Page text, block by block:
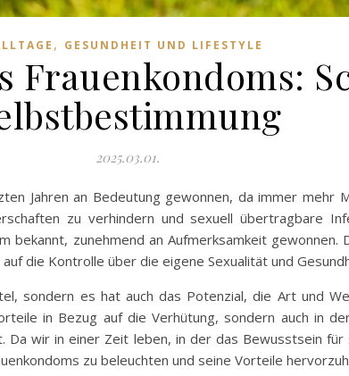
, GESUNDHEIT UND LIFESTYLE
Frauenkondoms:
2025.03.01.
Jahren an Bedeutung gewonnen, da immer mehr
zu verhindern und sexuell übertragbare
bekannt, zunehmend an Aufmerksamkeit gewonnen.
die Kontrolle über die eigene Sexualität und
sondern es hat auch das Potenzial, die Art und
in Bezug auf die Verhütung, sondern auch in
Da wir in einer Zeit leben, in der das Bewusstsein
zu beleuchten und seine Vorteile